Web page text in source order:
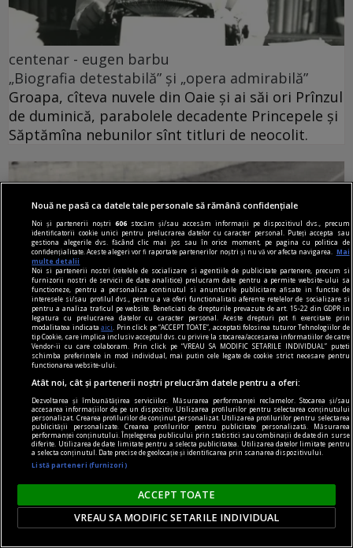
centenar - eugen barbu
„Biografia detestabilă” și „opera admirabilă”
Groapa, cîteva nuvele din Oaie și ai săi ori Prînzul
de duminică, parabolele decadente Princepele și
Săptămîna nebunilor sînt titluri de neocolit.
centenar - eugen barbu
Montaje despre un mare prozator
Din dorința de a da autenticitate însemnării,
autorul s-a slujit și de propria biografie. Cititorul
va fi înțeles astfel semnificația primului montaj.
Nouă ne pasă ca datele tale personale să rămână confidențiale
Noi și partenerii noștri606 stocăm și/sau accesăm informații pe dispozitivul dvs., precum
identificatorii cookie unici pentru prelucrarea datelor cu caracter personal. Puteți accepta sau
gestiona alegerile dvs. făcând clic mai jos sau în orice moment, pe pagina cu politica de
confidențialitate. Aceste alegeri vor fi raportate partenerilor noștri și nu vă vor afecta navigarea.
Mai
multe detalii
Noi si partenerii nostri (retelele de socializare si agentiile de publicitate partenere, precum si
furnizorii nostri de servicii de date analitice) prelucram date pentru a permite website-ului sa
functioneze, pentru a personaliza continutul si anunturile publicitare afisate in functie de
interesele si/sau profilul dvs., pentru a va oferi functionalitati aferente retelelor de socializare si
pentru a analiza traficul pe website. Beneficiati de drepturile prevazute de art. 15-22 din GDPR in
legatura cu prelucrarea datelor cu caracter personal. Aceste drepturi pot fi exercitate prin
modalitatea indicataaici
. Prin click pe “ACCEPT TOATE”, acceptati folosirea tuturor Tehnologiilor de
tip Cookie, care implica inclusiv acceptul dvs. cu privire la stocarea/accesarea informatiilor de catre
Vendor-ii cu care colaboram. Prin click pe “VREAU SA MODIFIC SETARILE INDIVIDUAL” puteti
schimba preferintele in mod individual, mai putin cele legate de cookie strict necesare pentru
functionarea website-ului.
Atât noi, cât și partenerii noștri prelucrăm datele pentru a oferi:
Dezvoltarea și îmbunătățirea serviciilor. Măsurarea performanței reclamelor. Stocarea și/sau
accesarea informațiilor de pe un dispozitiv. Utilizarea profilurilor pentru selectarea conținutului
personalizat. Crearea profilurilor de conținut personalizat. Utilizarea profilurilor pentru selectarea
publicității personalizate. Crearea profilurilor pentru publicitate personalizată. Măsurarea
performanței conținutului. Înțelegerea publicului prin statistici sau combinații de date din surse
diferite. Utilizarea de date limitate pentru a selecta publicitatea. Utilizarea datelor limitate pentru
a selecta conținutul. Date precise de geolocație și identificarea prin scanarea dispozitivului.
Listă parteneri (furnizori)
ACCEPT TOATE
VREAU SA MODIFIC SETARILE INDIVIDUAL